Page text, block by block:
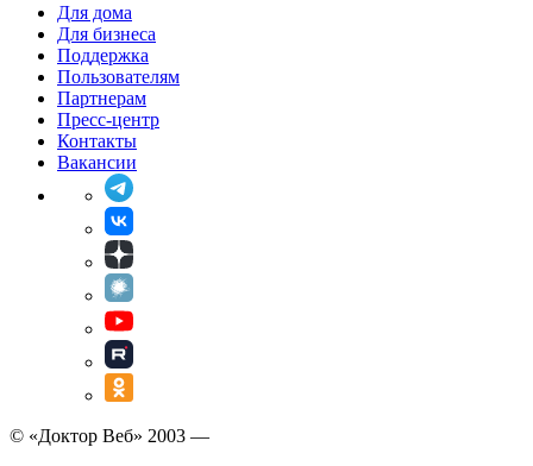
Для дома
Для бизнеса
Поддержка
Пользователям
Партнерам
Пресс-центр
Контакты
Вакансии
© «Доктор Веб» 2003 —